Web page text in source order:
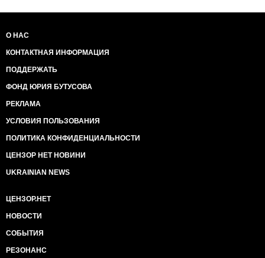
О НАС
КОНТАКТНАЯ ИНФОРМАЦИЯ
ПОДДЕРЖАТЬ
ФОНД ЮРИЯ БУТУСОВА
РЕКЛАМА
УСЛОВИЯ ПОЛЬЗОВАНИЯ
ПОЛИТИКА КОНФИДЕНЦИАЛЬНОСТИ
ЦЕНЗОР НЕТ НОВИНИ
UKRAINIAN NEWS
ЦЕНЗОР.НЕТ
НОВОСТИ
СОБЫТИЯ
РЕЗОНАНС